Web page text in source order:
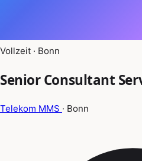
Vollzeit · Bonn
Senior Consultant
Telekom MMS · Bonn